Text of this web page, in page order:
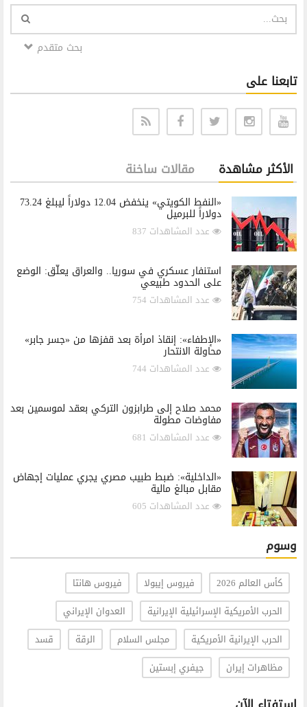
بحث متقدم
تابعنا على
الأكثر مشاهدة مقالات ساخنة
«النفط الكويتي» ينخفض 12.04 دولاراً ليبلغ 73.24
دولاراً للبرميل
عدد المشاهدات 837
استنفار عسكري في سوريا.. والعراق يعلّق: الوضع
على الحدود طبيعي
عدد المشاهدات 754
«الإطفاء»: إنقاذ امرأة بعد قفزها من «جسر جابر»
محاولة الانتحار
عدد المشاهدات 744
محمد صلاح إلى طرابزون التركي بعقد لموسمين بعد
مفاوضات مطولة
عدد المشاهدات 681
«الداخلية»: ضبط طبيب مصري يجري عمليات إجهاض
مقابل مبالغ مالية
عدد المشاهدات 605
وسوم
كأس العالم 2026 فيروس إيبولا
فيروس هانتا
الحرب الأمريكية الإسرائيلية الإيرانية
العدوان الإيراني
الحرب الإيرانية الأمريكية
مجلس السلام الرقة
قسد
مظاهرات إيران
جيفري إبستين